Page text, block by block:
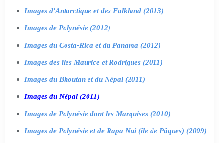
Images d'Antarctique et des Falkland (2013)
Images de Polynésie (2012)
Images du Costa-Rica et du Panama (2012)
Images des îles Maurice et Rodrigues (2011)
Images du Bhoutan et du Népal (2011)
Images du Népal (2011)
Images de Polynésie dont les Marquises (2010)
Images de Polynésie et de Rapa Nui (île de Pâques) (2009)